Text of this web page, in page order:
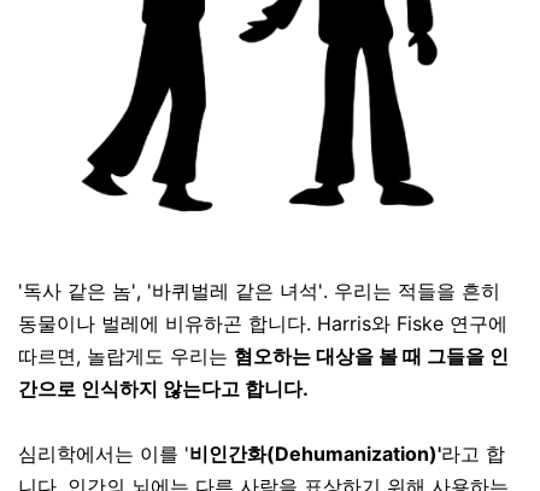
'독사 같은 놈', '바퀴벌레 같은 녀석'. 우리는 적들을 흔히
동물이나 벌레에 비유하곤 합니다. Harris와 Fiske 연구에
따르면, 놀랍게도 우리는 혐오하는 대상을 볼 때 그들을 인
간으로 인식하지 않는다고 합니다.
심리학에서는 이를 '비인간화(Dehumanization)'라고 합
니다. 인간의 뇌에는 다른 사람을 표상하기 위해 사용하는